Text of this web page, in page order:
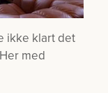
ikke klart det
med